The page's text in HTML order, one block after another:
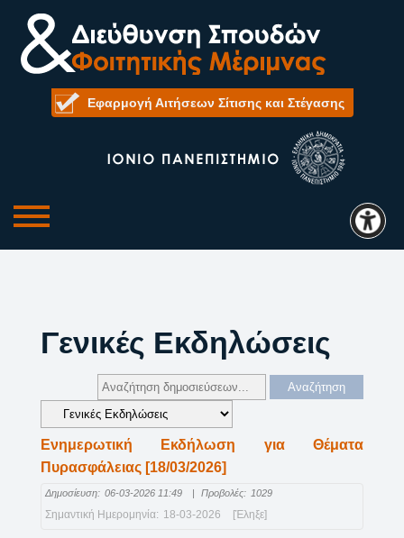
Εφαρμογή Αιτήσεων Σίτισης και Στέγασης
Γενικές Εκδηλώσεις
Ενημερωτική Εκδήλωση για Θέματα
Πυρασφάλειας [18/03/2026]
Δημοσίευση: 06-03-2026 11:49 | Προβολές: 1029
Σημαντική Ημερομηνία: 18-03-2026 [Έληξε]